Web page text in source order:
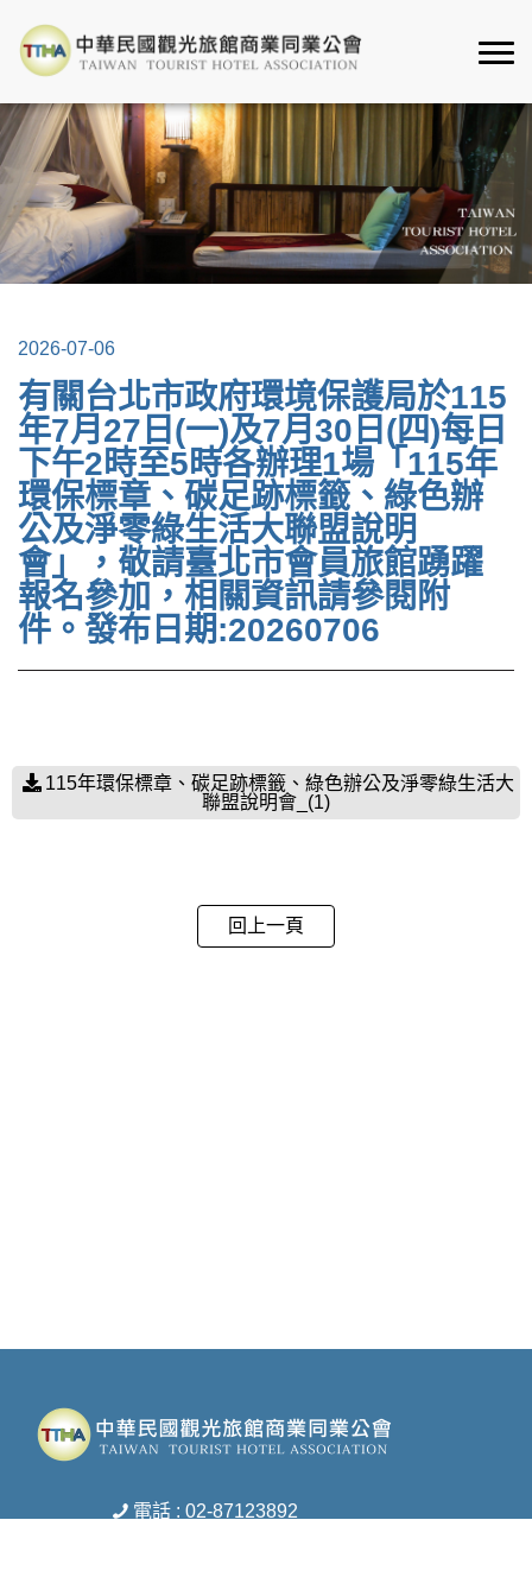
2026-07-06
有關台北市政府環境保護局於115
年7月27日(一)及7月30日(四)每日
下午2時至5時各辦理1場「115年
環保標章、碳足跡標籤、綠色辦
公及淨零綠生活大聯盟說明
會」，敬請臺北市會員旅館踴躍
報名參加，相關資訊請參閱附
件。發布日期:20260706
115年環保標章、碳足跡標籤、綠色辦公及淨零綠生活大
聯盟說明會_(1)
回上一頁
電話 : 02-87123892